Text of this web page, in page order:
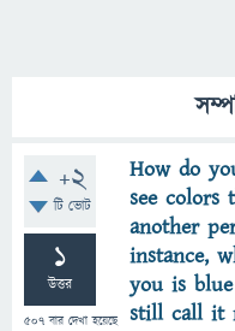
+2
টি ভোট
1
উত্তর
507 বার দেখা হয়েছে
How do
see colors
another
instance,
you is
still call it